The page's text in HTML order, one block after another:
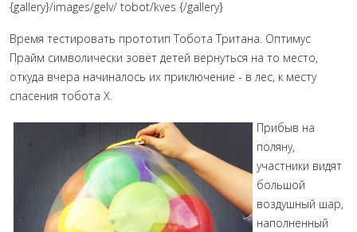
{gallery}/images/gelv/ tobot/kves {/gallery}
Время тестировать прототип Тобота Тритана. Оптимус
Прайм символически зовёт детей вернуться на то место,
откуда вчера начиналось их приключение - в лес, к месту
спасения тобота Х.
Прибыв на
поляну,
участники видят
большой
воздушный шар,
наполненный